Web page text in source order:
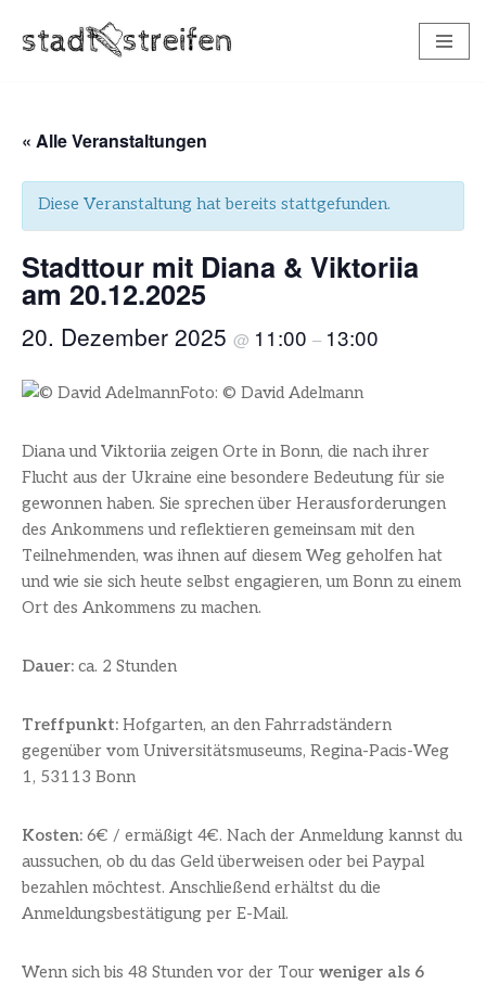
Zum
« Alle Veranstaltungen
Diese Veranstaltung hat bereits stattgefunden.
Stadttour mit Diana & Viktoriia
am 20.12.2025
20. Dezember 2025 @ 11:00 – 13:00
Foto: © David Adelmann
Diana und Viktoriia zeigen Orte in Bonn, die nach ihrer
Flucht aus der Ukraine eine besondere Bedeutung für sie
gewonnen haben. Sie sprechen über Herausforderungen
des Ankommens und reflektieren gemeinsam mit den
Teilnehmenden, was ihnen auf diesem Weg geholfen hat
und wie sie sich heute selbst engagieren, um Bonn zu einem
Ort des Ankommens zu machen.
Dauer: ca. 2 Stunden
Treffpunkt: Hofgarten, an den Fahrradständern
gegenüber vom Universitätsmuseums, Regina-Pacis-Weg
1, 53113 Bonn
Kosten: 6€ / ermäßigt 4€. Nach der Anmeldung kannst du
aussuchen, ob du das Geld überweisen oder bei Paypal
bezahlen möchtest. Anschließend erhältst du die
Anmeldungsbestätigung per E-Mail.
Wenn sich bis 48 Stunden vor der Tour weniger als 6